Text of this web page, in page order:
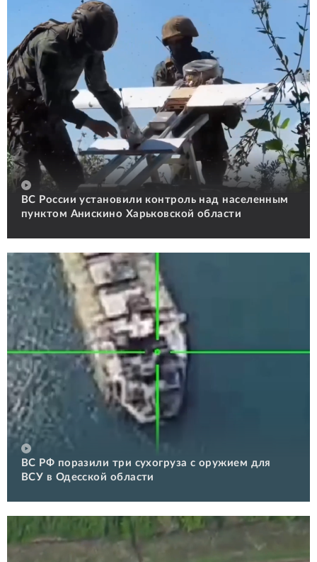
ВС России установили контроль над населенным
пунктом Анискино Харьковской области
ВС РФ поразили три сухогруза с оружием для
ВСУ в Одесской области